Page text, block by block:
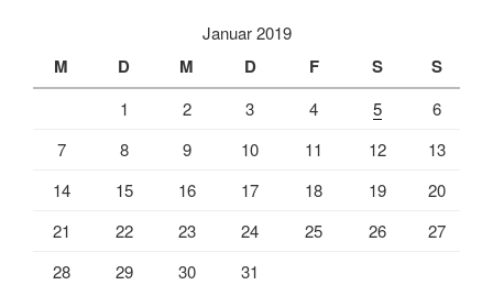
Januar 2019
M D M D F S S
1 2 3 4 5
6
7
8 9 10 11 12
13
14
15 16 17 18 19
20
21
22 23 24 25 26
27
28
29 30
31